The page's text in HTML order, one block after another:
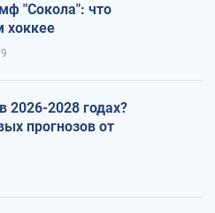
"Сокола": что
хоккее
2026-2028 годах?
прогнозов от